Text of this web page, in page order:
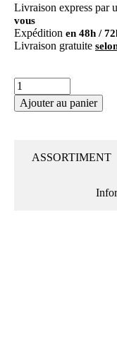
Livraison express par
vous
Expédition en 48h /
Livraison gratuite
Ajouter au panier
ASSORTIMENT